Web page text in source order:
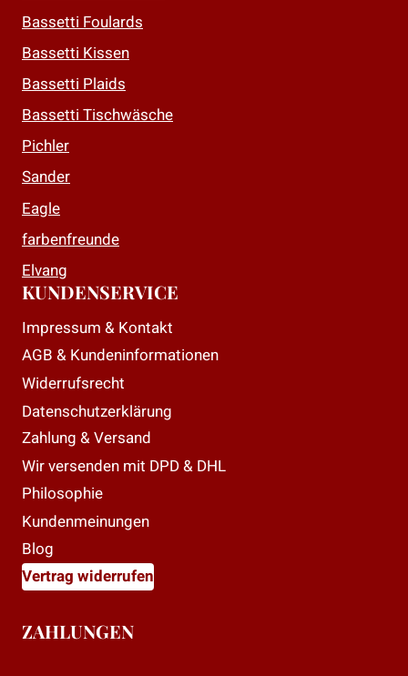
Bassetti Foulards
Bassetti Kissen
Bassetti Plaids
Bassetti Tischwäsche
Pichler
Sander
Eagle
farbenfreunde
Elvang
KUNDENSERVICE
Impressum & Kontakt
AGB & Kundeninformationen
Widerrufsrecht
Datenschutzerklärung
Zahlung & Versand
Wir versenden mit DPD & DHL
Philosophie
Kundenmeinungen
Blog
Vertrag widerrufen
ZAHLUNGEN